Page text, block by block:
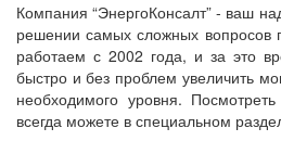
Компания “ЭнергоКонсалт” - ваш
решении самых сложных вопросов
работаем с 2002 года, и за это
быстро и без проблем увеличить
необходимого уровня.
всегда можете в специальном